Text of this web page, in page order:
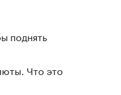
поднять
Что это